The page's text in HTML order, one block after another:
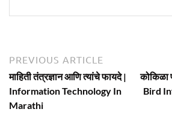
Post
navigation
PREVIOUS ARTICLE
article:
माहिती तंत्रज्ञान आणि त्यांचे फायदे |
Information Technology In
Marathi
कोकिळा
Bird